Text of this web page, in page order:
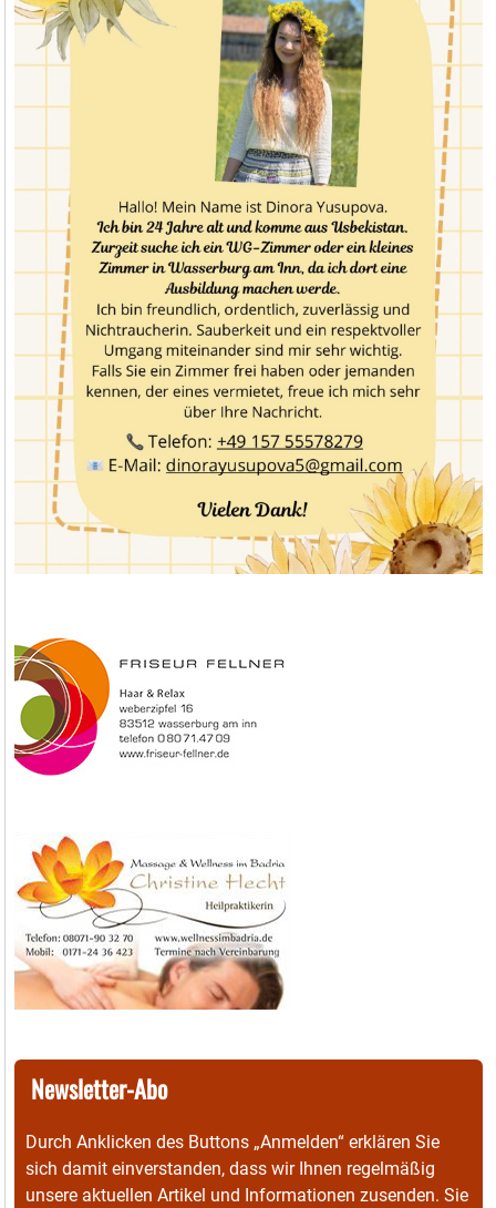
Newsletter-Abo
Durch Anklicken des Buttons „Anmelden“ erklären Sie
sich damit einverstanden, dass wir Ihnen regelmäßig
unsere aktuellen Artikel und Informationen zusenden. Sie